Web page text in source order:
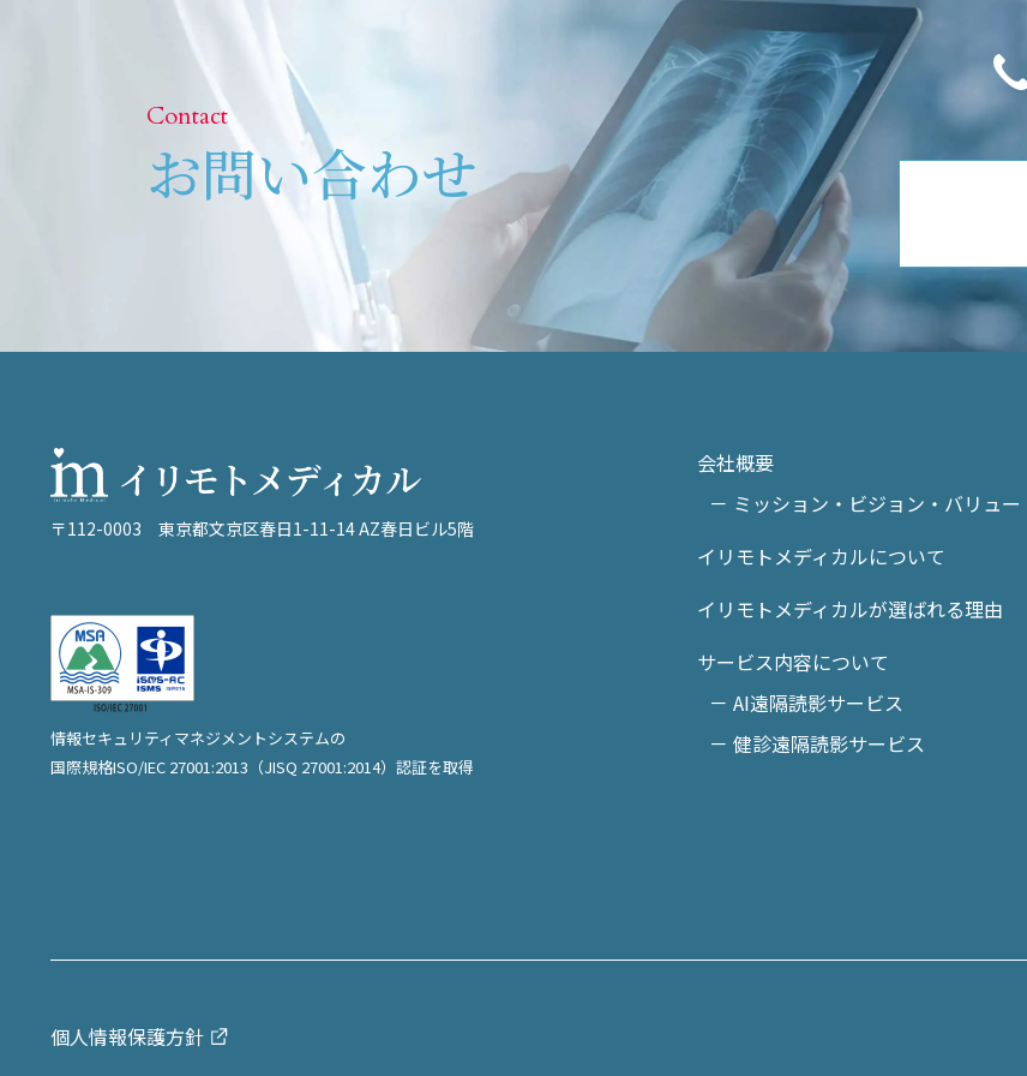
Contact
お問い合わせ
〒112-0003 東京都文京区春日1-11-14 AZ春日ビル5階
情報セキュリティマネジメントシステムの
国際規格ISO/IEC 27001:2013（JISQ 27001:2014） 認証を取得
会社概要
－ ミッション・ビジョン・バリュー
イリモトメディカルについて
イリモトメディカルが選ばれる理由
サービス内容について
－ AI遠隔読影サービス
－ 健診遠隔読影サービス
個人情報保護方針